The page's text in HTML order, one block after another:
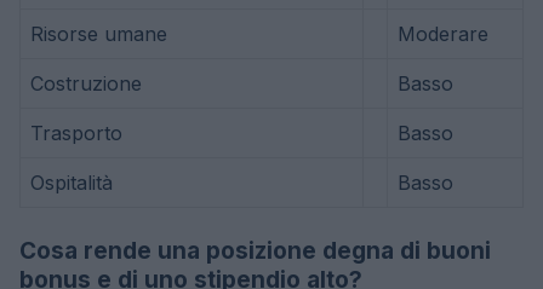
Risorse umane Moderare
Costruzione Basso
Trasporto Basso
Ospitalità Basso
Cosa rende una posizione degna di buoni
bonus e di uno stipendio alto?